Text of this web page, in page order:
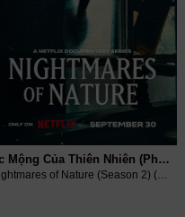
Ác Mộng Của Thiên Nhiên (Phần 2)
Nightmares of Nature (Season 2) (2025)